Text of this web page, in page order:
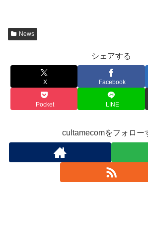
News
シェアする
X Facebook
Pocket LINE
cultamecomをフォロー